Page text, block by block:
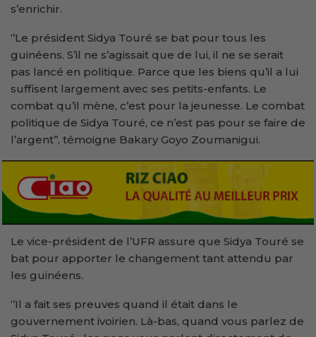
s’enrichir.
‘’Le président Sidya Touré se bat pour tous les
guinéens. S’il ne s’agissait que de lui, il ne se serait
pas lancé en politique. Parce que les biens qu’il a lui
suffisent largement avec ses petits-enfants. Le
combat qu’il mène, c’est pour la jeunesse. Le combat
politique de Sidya Touré, ce n’est pas pour se faire de
l’argent’’, témoigne Bakary Goyo Zoumanigui.
Le vice-président de l’UFR assure que Sidya Touré se
bat pour apporter le changement tant attendu par
les guinéens.
‘’Il a fait ses preuves quand il était dans le
gouvernement ivoirien. Là-bas, quand vous parlez de